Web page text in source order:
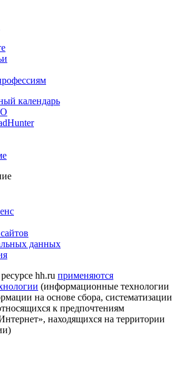
календарь
данных
hh.ru применяются
(информационные технологии
на основе сбора, систематизации
к предпочтениям
находящихся на территории